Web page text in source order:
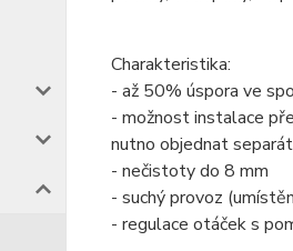
Charakteristika:
- až 50% úspora ve
- možnost instalace
nutno objednat
- nečistoty do 8 mm
- suchý provoz
- regulace otáček s